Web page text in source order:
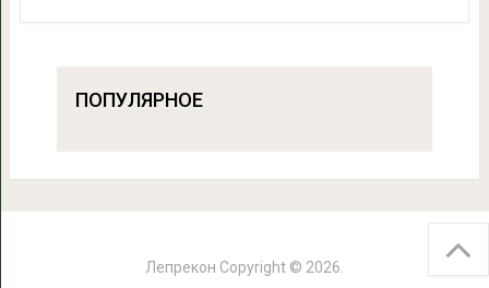
ПОПУЛЯРНОЕ
Лепрекон Copyright © 2026.